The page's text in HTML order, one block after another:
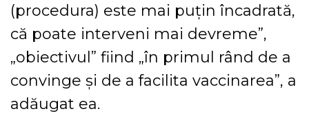
(procedura) este mai puţin încadrată,
că poate interveni mai devreme”,
„obiectivul” fiind „în primul rând de a
convinge şi de a facilita vaccinarea”, a
adăugat ea.